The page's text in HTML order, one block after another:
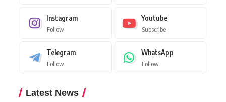
Instagram
Follow
Youtube
Subscribe
Telegram
Follow
WhatsApp
Follow
Latest News